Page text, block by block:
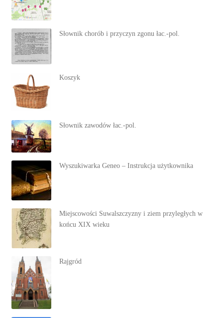
Słownik chorób i przyczyn zgonu łac.-pol.
Koszyk
Słownik zawodów łac.-pol.
Wyszukiwarka Geneo – Instrukcja użytkownika
Miejscowości Suwalszczyzny i ziem przyległych w
końcu XIX wieku
Rajgród